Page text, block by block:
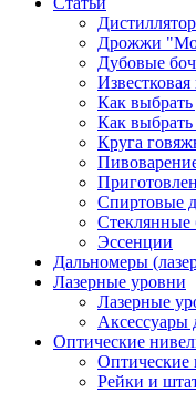
Дрожжи
Дубовые
Известковая
Как
Как
Круга
Спиртовые
Стеклянные
Эссенции
Дальномеры
Лазерные уровни
Лазерные
Аксессуары
Оптические
Оптические
Рейки и